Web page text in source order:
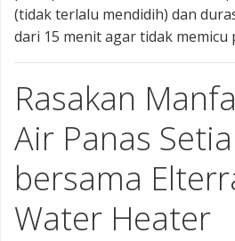
(tidak terlalu mendidih) dan
dari 15 menit agar tidak memicu
Rasakan
Air Panas
bersama
Water Heater